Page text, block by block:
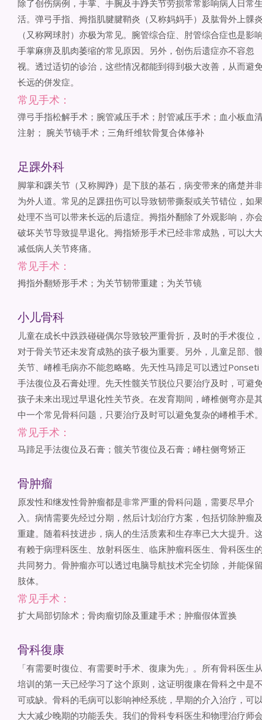
除了创伤病例，手掌、手腕及手踭关节劳损常常影响病人日常
活。弹弓手指、拇指肌腱腱鞘炎（又称妈妈手）及肱骨外上髁
（又称网球肘）亦极为常见。腕管综合症、肘管综合症也是影
手掌麻痹及肌肉萎缩的常见原因。另外，创伤后遗症亦不容忽
视。透过适切的诊治，这些情况都能到得到极大改善，从而避
长远的併发症。
常见手术：
弹弓手指松解手术；腕管减压手术；肘管减压手术；血小板血
注射； 腕关节镜手术；三角纤维软骨复合体修补
足踝外科
脚掌和踝关节（又称脚踭）是下肢的基石，病变带来的痛楚并
为外人道。常见的足踝扭伤可以导致韧带撕裂或关节错位，如
处理不当可以带来长远的后遗症。拇指外翻除了外观影响，亦
破坏关节导致提早退化。拇指矫形手术已经非常成熟，可以大
减低病人关节疼痛。
常见手术：
拇指外翻矫形手术；为关节韧带重建；为关节镜
小儿骨科
儿童在成长中跌跌碰碰偶尔导致较严重骨折，及时的手术復位
对于骨关节还未发育成熟的孩子极为重要。另外，儿童足部、
关节、嵴椎毛病亦不能忽略略。先天性马蹄足可以透过Ponseti
手法復位及石膏处理。先天性髋关节脱位只要治疗及时，可避
孩子未来出现过早退化性关节炎。在发育期间，嵴椎侧弯亦是
中一个常见骨科问题，只要治疗及时可以避免复杂的嵴椎手术
常见手术：
马蹄足手法復位及石膏；髋关节復位及石膏；嵴柱侧弯矫正
骨肿瘤
原发性和继发性骨肿瘤都是非常严重的骨科问题，需要尽早介
入。病情需要先经过分期，然后计划治疗方案，包括切除肿瘤
重建。随着科技进步，病人的生活质素和生存率已大大提升。
有赖于病理科医生、放射科医生、临床肿瘤科医生、骨科医生
共同努力。骨肿瘤亦可以透过电脑导航技术完全切除，并能保
肢体。
常见手术：
扩大局部切除术；骨肉瘤切除及重建手术；肿瘤假体置换
骨科復康
「有需要时復位、有需要时手术、復康为先」。所有骨科医生
培训的第一天已经学习了这个原则，这证明復康在骨科之中是
可或缺。骨科的毛病可以影响神经系统，早期的介入治疗，可
大大减少晚期的功能丢失。我们的骨科专科医生和物理治疗师